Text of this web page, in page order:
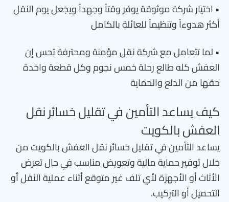
• اختيار شركة موثوقة يوفر وقتاً وجهداً ويجعل يوم النقل
أكثر هدوءاً وتنظيماً للعائلة بالكامل
• لما تتعامل مع شركة نقل مؤمنة ومحترفة تحس إن
العفش كله طالع رحلة خمس نجوم وكل قطعة واخدة
حقها من الدلع والحماية
كيف يساعد التأمين في تقليل خسائر نقل
العفش بالكويت
يساعد التأمين في تقليل خسائر نقل العفش بالكويت من
خلال توفير حماية مالية وتعويض مناسب في حال تعرض
الأثاث أو الأجهزة لأي تلف غير متوقع أثناء عملية النقل أو
التحميل أو التركيب.